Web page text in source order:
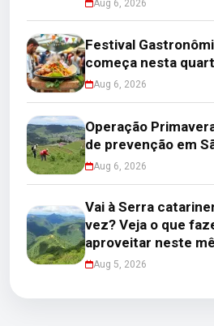
Aug 6, 2026
Festival
começa nesta
Aug 6, 2026
Operação
de prevenção em
Aug 6, 2026
Vai à Serra
vez? Veja o que
aproveitar neste
Aug 5, 2026